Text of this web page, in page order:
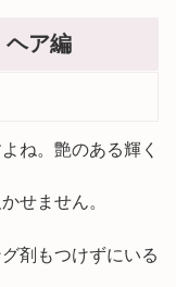
ヘア編
ね。艶のある輝く
せません。
剤もつけずにいる